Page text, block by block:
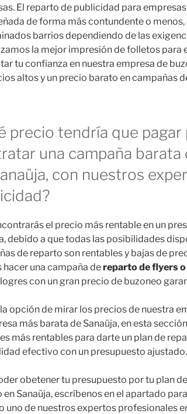
El reparto de publicidad para
de forma más contundente o menos,
barrios dependiendo de las
la mejor impresión de folletos para
tu confianza en nuestra empresa de
altos y un precio barato en campañas
precio tendría que pagar
una campaña barata
con nuestros
el precio más rentable en un
debido a que todas las posibilidades
de reparto son rentables y bajas de
hacer una campaña dereparto de flyers
con un gran precio de buzoneo
opción de mirar los precios de nuestra
más barata de Sanaüja, en esta
más rentables para darte un plan de
efectivo con un presupuesto ajustado.
obetener tu presupuesto por tu plan
en Sanaüja, escríbenos en el apartado
uno de nuestros expertos profesionales